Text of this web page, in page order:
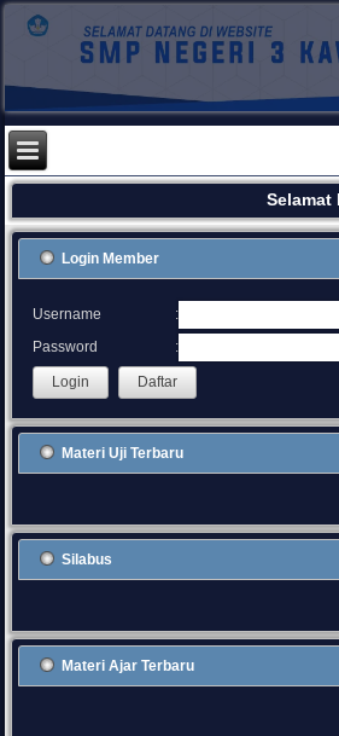
Selamat
Login Member
Username
:
Password
:
Materi Uji Terbaru
Silabus
Materi Ajar Terbaru